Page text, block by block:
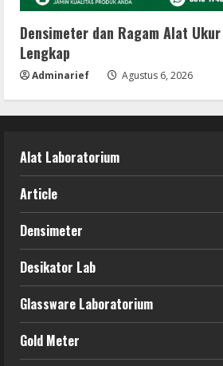
Densimeter dan Ragam Alat
Lengkap
Adminarief Agustus 6, 2026
Alat Laboratorium
Article
Densimeter
Desikator Lab
Glassware Laboratorium
Gold Meter